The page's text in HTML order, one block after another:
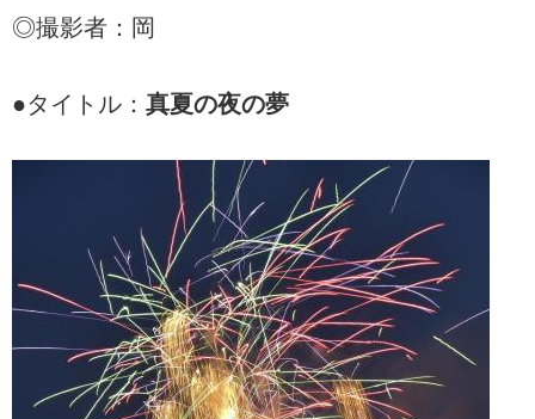
◎撮影者：岡
●タイトル： 真夏の夜の夢